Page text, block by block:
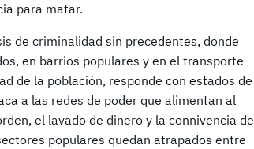
para matar.
de criminalidad sin precedentes, donde
en barrios populares y en el transporte
de la población, responde con estados de
a las redes de poder que alimentan al
el lavado de dinero y la connivencia de
populares quedan atrapados entre